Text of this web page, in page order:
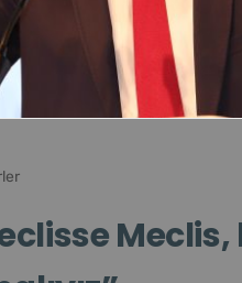
Meclis,